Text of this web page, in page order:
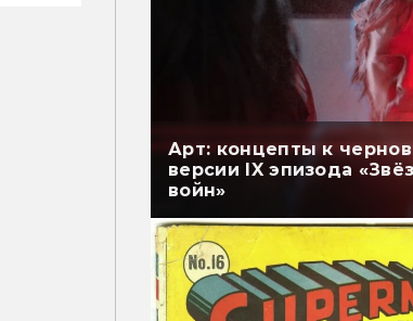
Арт: концепты к
версии IX эпизода
войн»